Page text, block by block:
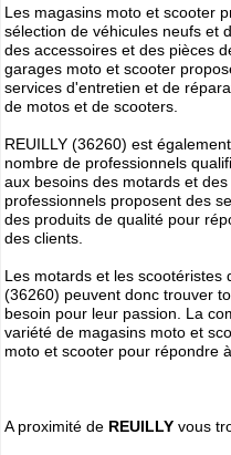
» Toutes les infos sur les
»
Ou trouver un garage
de chez vous ?
»
Retrouvez toutes les
»
Envie de se mesurer aux
Espace professionnels
Gestion de votre compte PRO
Les magasins moto et scooter
sélection de véhicules neufs et
des accessoires et des pièces
garages moto et scooter
services d'entretien et de
de motos et de scooters.
REUILLY (36260) est
nombre de professionnels
aux besoins des motards et
professionnels proposent des
des produits de qualité pour
des clients.
Les motards et les scootéristes
(36260) peuvent donc trouver
besoin pour leur passion. La
variété de magasins moto et
moto et scooter pour répondre
A proximité de REUILLY vous